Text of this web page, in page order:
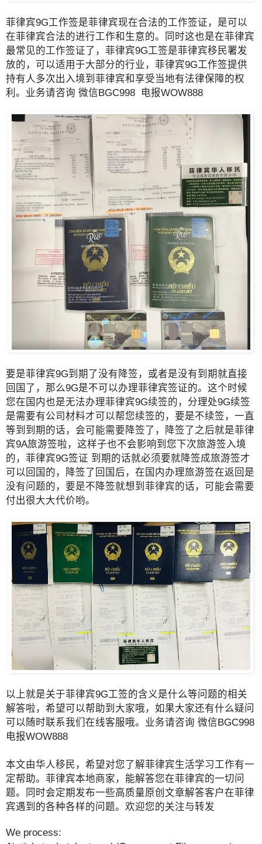
菲律宾9G工作签是菲律宾现在合法的工作签证，是可以
在菲律宾合法的进行工作和生意的。同时这也是在菲律宾
最常见的工作签证了，菲律宾9G工签是菲律宾移民署发
放的，可以适用于大部分的行业，菲律宾9G工作签提供
持有人多次出入境到菲律宾和享受当地有法律保障的权
利。业务请咨询 微信BGC998 电报WOW888
要是菲律宾9G到期了没有降签，或者是没有到期就直接
回国了，那么9G是不可以办理菲律宾签证的。这个时候
您在国内也是无法办理菲律宾9G续签的，分理处9G续签
是需要有公司材料才可以帮您续签的，要是不续签，一直
等到到期的话，会可能需要降签了，降签了之后就是菲律
宾9A旅游签啦，这样子也不会影响到您下次旅游签入境
的，菲律宾9G签证 到期的话就必须要就降签成旅游签才
可以回国的，降签了回国后，在国内办理旅游签在返回是
没有问题的，要是不降签就想到菲律宾的话，可能会需要
付出很大大代价哟。
以上就是关于菲律宾9G工签的含义是什么等问题的相关
解答啦，希望可以帮助到大家哦，如果大家还有什么疑问
可以随时联系我们在线客服哦。业务请咨询 微信BGC998
电报WOW888
本文由华人移民，希望对您了解菲律宾生活学习工作有一
定帮助。菲律宾本地商家，能解答您在菲律宾的一切问
题。同时会定期发布一些高质量原创文章解答客户在菲律
宾遇到的各种各样的问题。欢迎您的关注与转发
We process: